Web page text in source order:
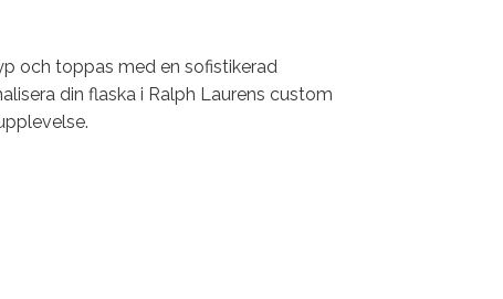
och toppas med en sofistikerad
din flaska i Ralph Laurens custom